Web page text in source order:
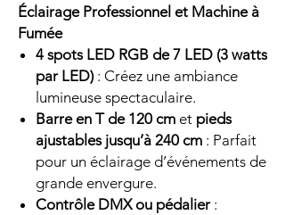
Éclairage Professionnel et Machine à
Fumée
4 spots LED RGB de 7 LED (3 watts
par LED): Créez une ambiance
lumineuse spectaculaire.
Barre en T de 120 cm et pieds
ajustables jusqu’à 240 cm : Parfait
pour un éclairage d’événements de
grande envergure.
Contrôle DMX ou pédalier :